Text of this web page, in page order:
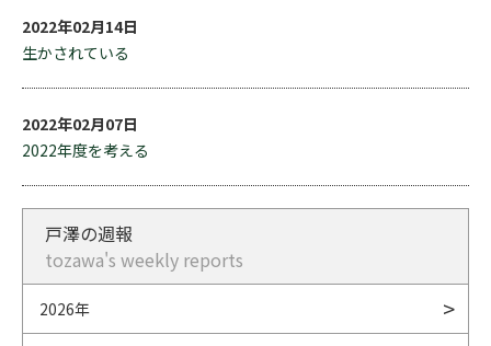
2022年02月14日
生かされている
2022年02月07日
2022年度を考える
戸澤の週報
tozawa's weekly reports
2026年